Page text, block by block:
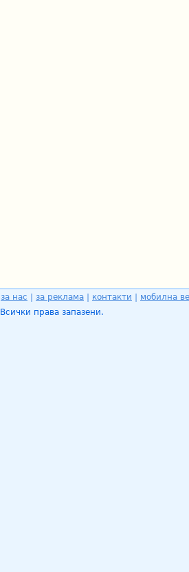
за нас за реклама контакти
мобилна
Всички права запазени.